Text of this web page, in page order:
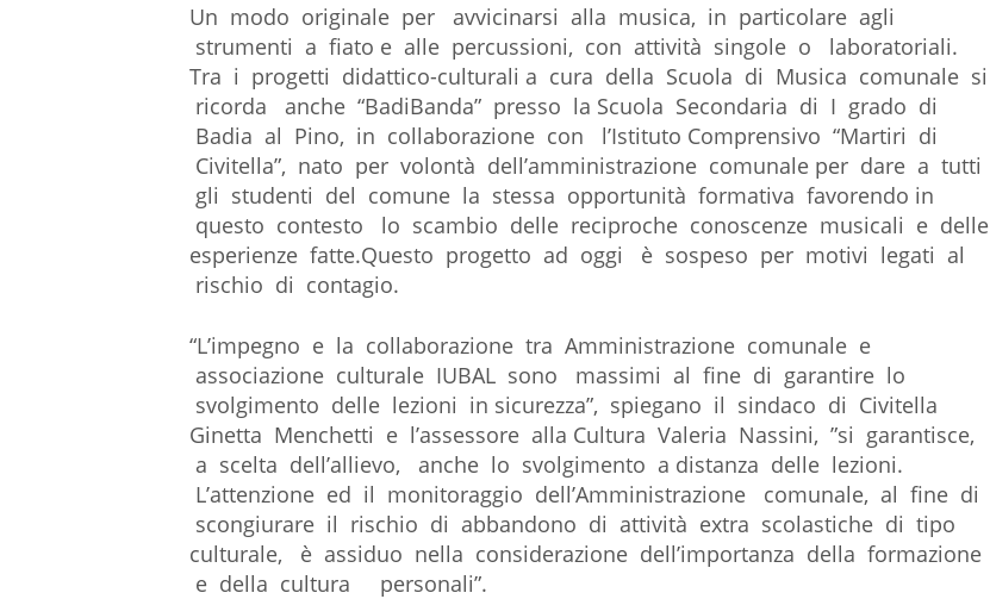
Un modo originale per avvicinarsi alla musica, in particolare agli
strumenti a fiato e alle percussioni, con attività singole o laboratoriali.
Tra i progetti didattico-­culturali a cura della Scuola di Musica comunale si
ricorda anche “BadiBanda” presso la Scuola Secondaria di I grado di
Badia al Pino, in collaborazione con l’Istituto Comprensivo “Martiri di
Civitella”, nato per volontà dell’amministrazione comunale per dare a tutti
gli studenti del comune la stessa opportunità formativa favorendo in
questo contesto lo scambio delle reciproche conoscenze musicali e delle
esperienze fatte.Questo progetto ad oggi è sospeso per motivi legati al
rischio di contagio.
“L’impegno e la collaborazione tra Amministrazione comunale e
associazione culturale IUBAL sono massimi al fine di garantire lo
svolgimento delle lezioni in sicurezza”, spiegano il sindaco di Civitella
Ginetta Menchetti e l’assessore alla Cultura Valeria Nassini, ”si garantisce,
a scelta dell’allievo, anche lo svolgimento a distanza delle lezioni.
L’attenzione ed il monitoraggio dell’Amministrazione comunale, al fine di
scongiurare il rischio di abbandono di attività extra scolastiche di tipo
culturale, è assiduo nella considerazione dell’importanza della formazione
e della cultura personali”.